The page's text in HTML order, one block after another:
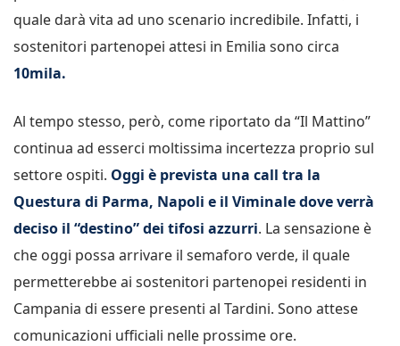
quale darà vita ad uno scenario incredibile. Infatti, i
sostenitori partenopei attesi in Emilia sono circa
10mila.
Al tempo stesso, però, come riportato da “Il Mattino”
continua ad esserci moltissima incertezza proprio sul
settore ospiti. Oggi è prevista una call tra la
Questura di Parma, Napoli e il Viminale dove verrà
deciso il “destino” dei tifosi azzurri. La sensazione è
che oggi possa arrivare il semaforo verde, il quale
permetterebbe ai sostenitori partenopei residenti in
Campania di essere presenti al Tardini. Sono attese
comunicazioni ufficiali nelle prossime ore.